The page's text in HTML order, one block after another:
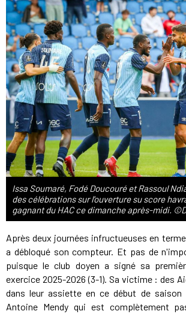
Issa Soumaré, Fodé Doucouré et Rassoul
des célébrations sur l'ouverture su score
gagnant du HAC ce dimanche après-midi.
Après deux journées infructueuses en
a débloqué son compteur. Et pas de
puisque le club doyen a signé sa
exercice 2025-2026 (3-1). Sa victime : des
dans leur assiette en ce début de saison
Antoine Mendy qui est complètement